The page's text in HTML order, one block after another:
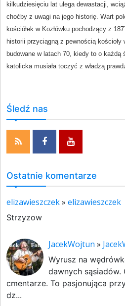
kilkudziesięciu lat ulega dewastacji,
choćby z uwagi na jego historię. Wart
kościółek w Kozłówku pochodzący z
historii przyciągną z pewnością
budowane w latach 70, kiedy to o każdą
katolicka musiała toczyć z władzą
Śledź nas
Ostatnie komentarze
elizawieszczek» elizawieszczek
Strzyzow
JacekWojtun »
Wyrusz na
dawnych
cmentarze. To pasjonująca
dz...